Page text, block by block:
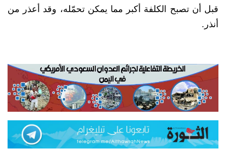
قبل أن تصبح الكلفة أكبر مما يمكن تحمّله، وقد أعذر من
أنذر.